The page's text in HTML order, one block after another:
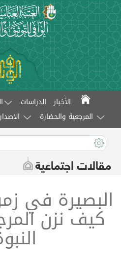
الأخبار الدراسات
المرجعية والحضارة
مقالات اجتماعية
البصيرة في
كيف نزن